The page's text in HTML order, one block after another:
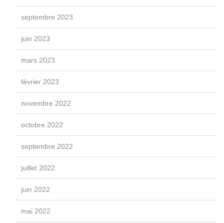
septembre 2023
juin 2023
mars 2023
février 2023
novembre 2022
octobre 2022
septembre 2022
juillet 2022
juin 2022
mai 2022